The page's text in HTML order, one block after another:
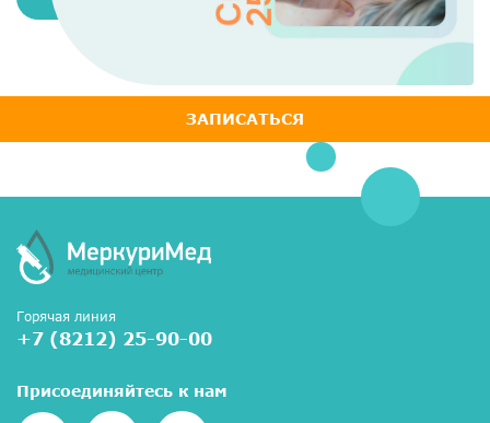
ЗАПИСАТЬСЯ
Горячая линия
+7 (8212) 25-90-00
Присоединяйтесь к нам